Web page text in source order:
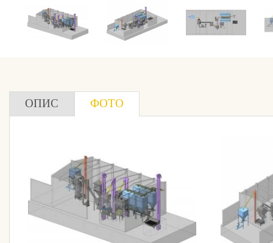
ОПИС ФОТО